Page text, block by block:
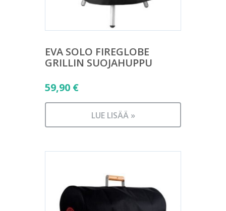
EVA SOLO FIREGLOBE
GRILLIN SUOJAHUPPU
59,90 €
LUE LISÄÄ »